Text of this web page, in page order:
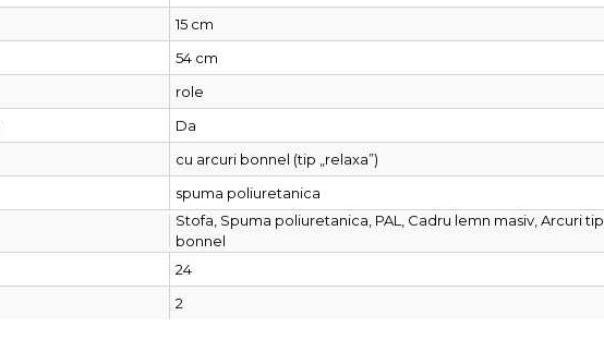
15 cm
54 cm
role
Da
cu arcuri bonnel (tip „relaxa”)
spuma poliuretanica
Stofa, Spuma poliuretanica, PAL, Cadru lemn masiv, Arcuri tip
bonnel
24
2